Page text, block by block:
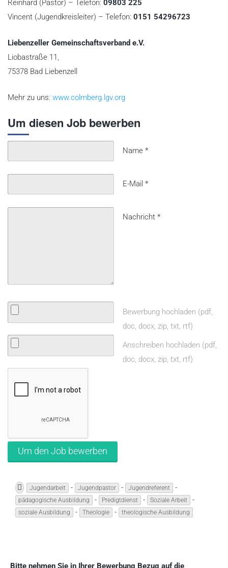
Reinhard (Pastor) – Telefon: 09803 225
Vincent (Jugendkreisleiter) – Telefon: 0151 54296723
Liebenzeller Gemeinschaftsverband e.V.
Liobastraße 11,
75378 Bad Liebenzell
Mehr zu uns: www.colmberg.lgv.org
Um diesen Job bewerben
Name *
E-Mail *
Nachricht *
Bewerbung hochladen (pdf,
doc, docx, zip, txt, rtf)
Anschreiben hochladen (pdf,
doc, docx, zip, txt, rtf)
Jugendarbeit - Jugendpastor - Jugendreferent -
pädagogische Ausbildung - Predigtdienst - Soziale Arbeit -
soziale Ausbildung - Theologie - theologische Ausbildung
Bitte nehmen Sie in Ihrer Bewerbung Bezug auf die